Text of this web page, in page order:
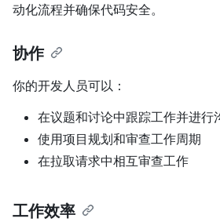
动化流程并确保代码安全。
协作
你的开发人员可以：
在议题和讨论中跟踪工作并进行
使用项目规划和审查工作周期
在拉取请求中相互审查工作
工作效率